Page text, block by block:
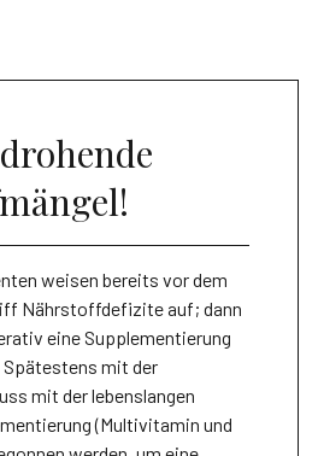
weisen bereits vor dem
Nährstoffdefizite auf; dann
eine Supplementierung
mit der
mit der lebenslangen
(Multivitamin und